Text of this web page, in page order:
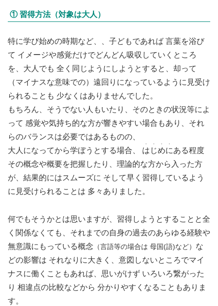
① 習得方法（対象は大人）
特に学び始めの時期など、、子どもであれば 言葉を浴び
て イメージや感覚だけでどんどん吸収していくところ
を、大人でも 全く同じようにしようとすると、却って
（マイナスな意味での）遠回りになっているように見受け
られることも 少なくはありませんでした。
もちろん、そうでない人もいたり、そのときの状況等によ
って 感覚や気持ち的な方が響きやすい場合もあり、それ
らのバランスは必要ではあるものの、
大人になってから学ぼうとする場合、 はじめに
・・・・
ある程度
その概念や概要を把握したり、理論的な方から入った方
が、結果的にはスムーズに そして早く習得しているよう
に見受けられることは 多々ありました。
何でもそうかとは思いますが、習得しようとすることと全
く関係なくても、それまでの自身の過去のあらゆる経験や
無意識にもっている概念 （言語等の場合は 母国(語)など） な
どの影響は それなりに大きく、意図しないところでマイ
ナスに働くこともあれば、思いがけず いろいろ繋がった
り 相違点の比較などから 分かりやすくなることもありま
す。